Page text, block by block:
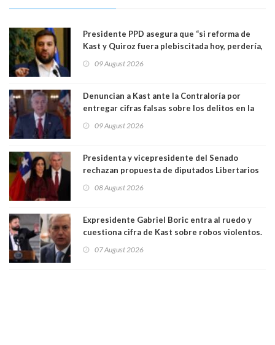
Presidente PPD asegura que “si reforma de
Kast y Quiroz fuera plebiscitada hoy, perdería,
a favor de la oposición, sería una victoria de la
09 August 2026
Denuncian a Kast ante la Contraloría por
entregar cifras falsas sobre los delitos en la
09 August 2026
Presidenta y vicepresidente del Senado
rechazan propuesta de diputados Libertarios
"Constituye un camino equivocado"
08 August 2026
Expresidente Gabriel Boric entra al ruedo y
cuestiona cifra de Kast sobre robos violentos.
07 August 2026